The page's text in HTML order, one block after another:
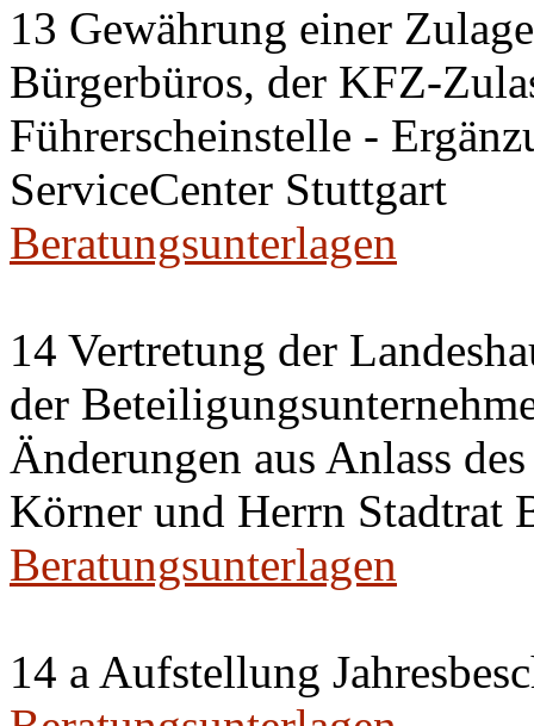
13 Gewährung einer
Bürgerbüros, der KFZ-
Führerscheinstelle -
ServiceCenter Stuttgart
Beratungsunterlagen
14 Vertretung der
der
Änderungen aus Anlass
Körner und Herrn Stadtrat
Beratungsunterlagen
14 a Aufstellung